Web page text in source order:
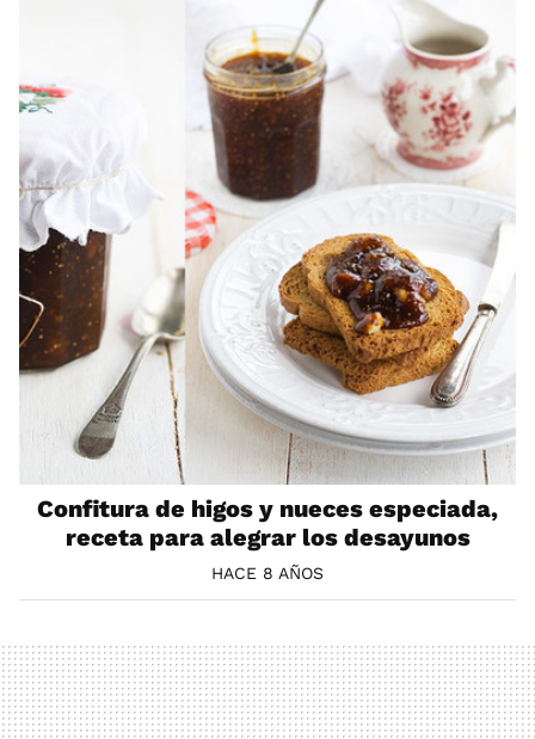
Confitura de higos y nueces especiada,
receta para alegrar los desayunos
HACE 8 AÑOS